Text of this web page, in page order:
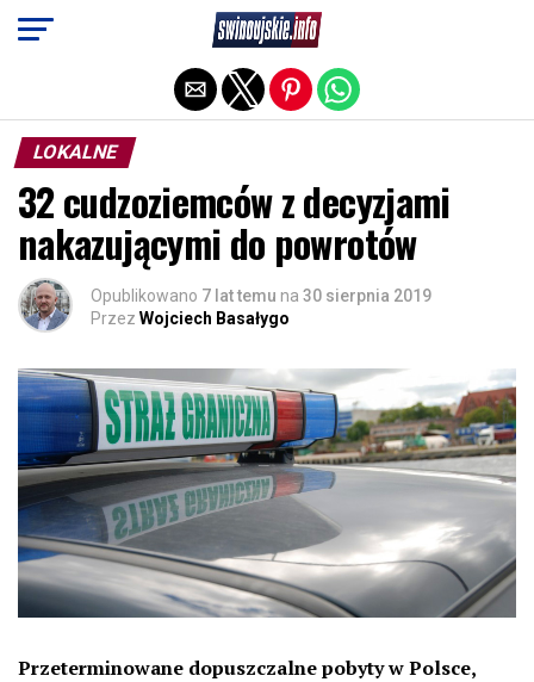
LOKALNE
32 cudzoziemców z decyzjami
nakazującymi do powrotów
Opublikowano 7 lat temu na 30 sierpnia 2019
Przez Wojciech Basałygo
Przeterminowane dopuszczalne pobyty w Polsce,
Exit mobile version